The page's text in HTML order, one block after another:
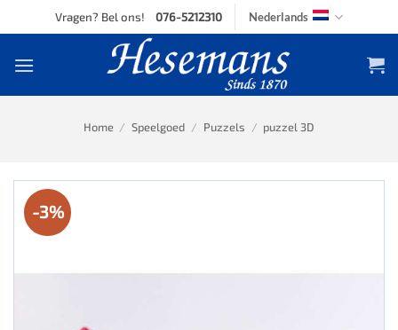
to
Vragen? Bel ons! 076-5212310 Nederlands
Home / Speelgoed / Puzzels / puzzel 3D
-3%